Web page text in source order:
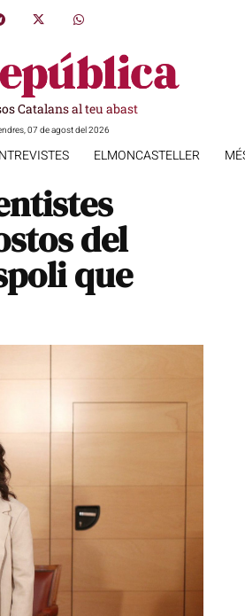
Catalans al teu abast
07 de agost del 2026
ELMONCASTELLER
del
que